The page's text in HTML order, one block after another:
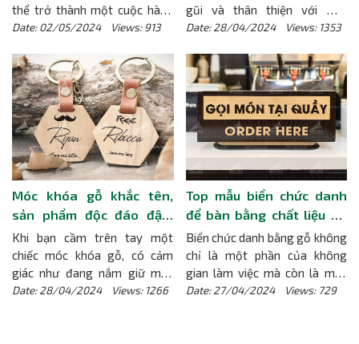
thể trở thành một cuộc hành
trình thú vị và đầy hứng khởi.
cấp đúng đắn không chỉ đảm
bảo bạn có được một sản
phẩm chất lượng, mà còn
mang lại trải nghiệm mua sắm
dễ dàng và thoải mái.[Chi tiết]
Date: 02/05/2024 Views: 913
gũi và thân thiện với môi
trường. Với vẻ đẹp tự nhiên và
những ngôi nhà này không chỉ
là nơi ẩn mình sau những bức
tường mà còn là nơi mà tâm
hồn của chủ nhân thể hiện. [Chi
tiết]
Date: 28/04/2024 Views: 1353
Móc khóa gỗ khắc tên,
sản phẩm độc đáo đậm
chất vintage và ý nghĩa
Khi bạn cầm trên tay một
chiếc móc khóa gỗ, có cảm
giác như đang nắm giữ một
phần của tự nhiên, với những
Date: 28/04/2024 Views: 1266
Top mẫu biển chức danh
để bàn bằng chất liệu gỗ
đồng cao cấp bán chạy
nhất
Biển chức danh bằng gỗ không
chỉ là một phần của không
gian làm việc mà còn là một
biểu tượng của sự chuyên
Date: 27/04/2024 Views: 729